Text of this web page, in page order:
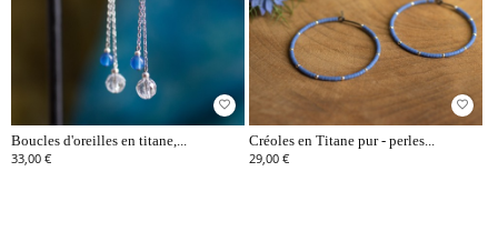
favorite_border
Boucles d'oreilles en titane,...
33,00 €
favorite_border
Créoles en Titane pur - perles...
29,00 €